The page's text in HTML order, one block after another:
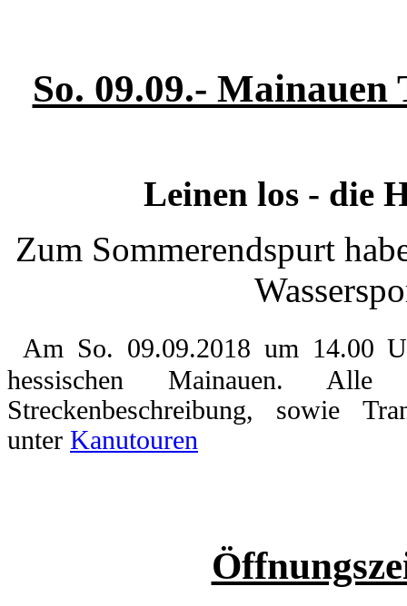
So. 09.09.-
Leinen los - die
Zum Sommerendspurt
Am So. 09.09.2018 um 14.00
hessischen Mainauen.
Streckenbeschreibung, sowie
unter Kanutouren